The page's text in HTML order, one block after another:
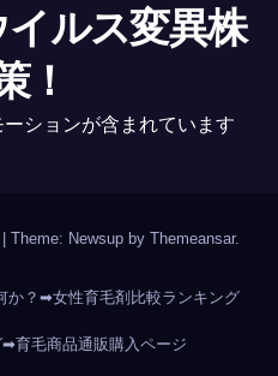
ルス変異株
！
ションが含まれています
Theme: Newsup by Themeansar.
か？ ➡女性育毛剤比較ランキング
➡育毛商品通販購入ページ